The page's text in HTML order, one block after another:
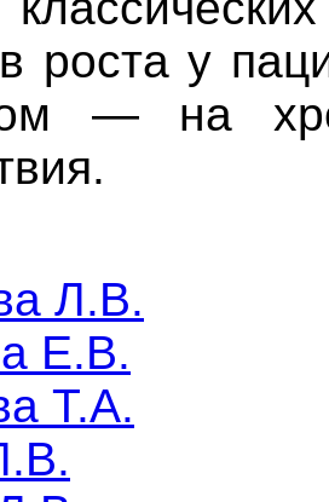
роста у
— на
Л.В.
Е.В.
Т.А.